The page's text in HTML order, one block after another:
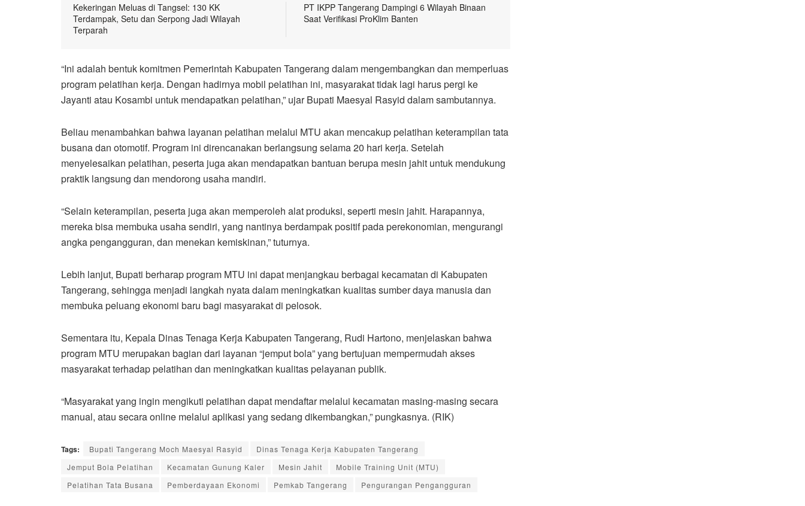
Kekeringan Meluas di Tangsel: 130 KK
Terdampak, Setu dan Serpong Jadi Wilayah
Terparah
PT IKPP Tangerang Dampingi 6 Wilayah Binaan
Saat Verifikasi ProKlim Banten
“Ini adalah bentuk komitmen Pemerintah Kabupaten Tangerang dalam mengembangkan dan memperluas
program pelatihan kerja. Dengan hadirnya mobil pelatihan ini, masyarakat tidak lagi harus pergi ke
Jayanti atau Kosambi untuk mendapatkan pelatihan,” ujar Bupati Maesyal Rasyid dalam sambutannya.
Beliau menambahkan bahwa layanan pelatihan melalui MTU akan mencakup pelatihan keterampilan tata
busana dan otomotif. Program ini direncanakan berlangsung selama 20 hari kerja. Setelah
menyelesaikan pelatihan, peserta juga akan mendapatkan bantuan berupa mesin jahit untuk mendukung
praktik langsung dan mendorong usaha mandiri.
“Selain keterampilan, peserta juga akan memperoleh alat produksi, seperti mesin jahit. Harapannya,
mereka bisa membuka usaha sendiri, yang nantinya berdampak positif pada perekonomian, mengurangi
angka pengangguran, dan menekan kemiskinan,” tuturnya.
Lebih lanjut, Bupati berharap program MTU ini dapat menjangkau berbagai kecamatan di Kabupaten
Tangerang, sehingga menjadi langkah nyata dalam meningkatkan kualitas sumber daya manusia dan
membuka peluang ekonomi baru bagi masyarakat di pelosok.
Sementara itu, Kepala Dinas Tenaga Kerja Kabupaten Tangerang, Rudi Hartono, menjelaskan bahwa
program MTU merupakan bagian dari layanan “jemput bola” yang bertujuan mempermudah akses
masyarakat terhadap pelatihan dan meningkatkan kualitas pelayanan publik.
“Masyarakat yang ingin mengikuti pelatihan dapat mendaftar melalui kecamatan masing-masing secara
manual, atau secara online melalui aplikasi yang sedang dikembangkan,” pungkasnya. (RIK)
Tags: Bupati Tangerang Moch Maesyal Rasyid
Dinas Tenaga Kerja Kabupaten Tangerang
Jemput Bola Pelatihan
Kecamatan Gunung Kaler Mesin Jahit
Mobile Training Unit (MTU)
Pelatihan Tata Busana
Pemberdayaan Ekonomi Pemkab Tangerang Pengurangan Pengangguran